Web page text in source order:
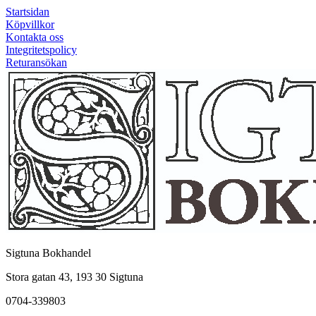
Startsidan
Köpvillkor
Kontakta oss
Integritetspolicy
Returansökan
Sigtuna Bokhandel
Stora gatan 43, 193 30 Sigtuna
0704-339803